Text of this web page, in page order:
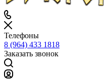
Телефоны
8 (964) 433 1818
Заказать звонок